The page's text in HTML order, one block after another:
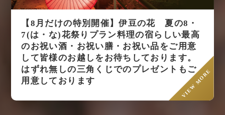
【8月だけの特別開催】伊豆の花 夏の8・
7(は・な)花祭りプラン料理の宿らしい最高
のお祝い酒・お祝い膳・お祝い品をご用意
して皆様のお越しをお待ちしております。
はずれ無しの三角くじでのプレゼントもご
用意しております
VIEW MORE